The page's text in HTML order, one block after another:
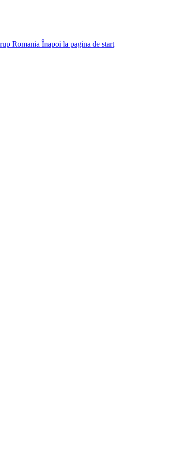
Romania Înapoi la pagina de start